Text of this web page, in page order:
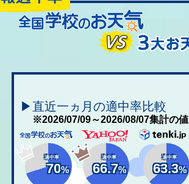
▶直近一ヵ月の適中率比較
※2026/07/09～2026/08/07集計の値
適中率
70%
適中率
66.7%
適中率
63.3%